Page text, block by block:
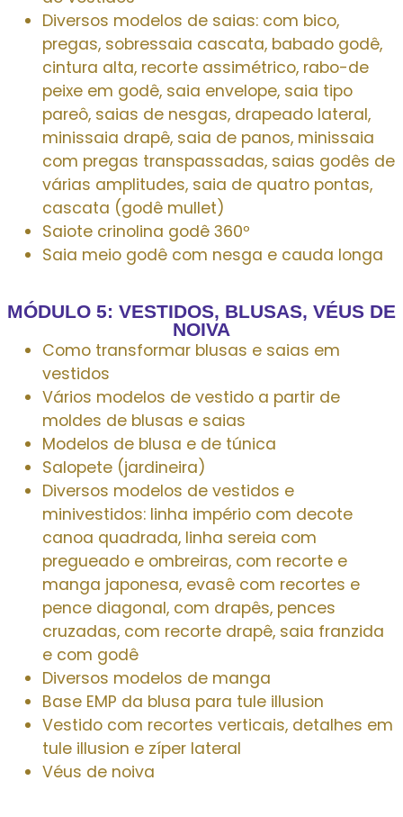
Diversos modelos de saias: com bico,
pregas, sobressaia cascata, babado godê,
cintura alta, recorte assimétrico, rabo-de
peixe em godê, saia envelope, saia tipo
pareô, saias de nesgas, drapeado lateral,
minissaia drapê, saia de panos, minissaia
com pregas transpassadas, saias godês de
várias amplitudes, saia de quatro pontas,
cascata (godê mullet)
Saiote crinolina godê 360º
Saia meio godê com nesga e cauda longa
MÓDULO 5: VESTIDOS, BLUSAS, VÉUS DE
NOIVA
Como transformar blusas e saias em
vestidos
Vários modelos de vestido a partir de
moldes de blusas e saias
Modelos de blusa e de túnica
Salopete (jardineira)
Diversos modelos de vestidos e
minivestidos: linha império com decote
canoa quadrada, linha sereia com
pregueado e ombreiras, com recorte e
manga japonesa, evasê com recortes e
pence diagonal, com drapês, pences
cruzadas, com recorte drapê, saia franzida
e com godê
Diversos modelos de manga
Base EMP da blusa para tule illusion
Vestido com recortes verticais, detalhes em
tule illusion e zíper lateral
Véus de noiva